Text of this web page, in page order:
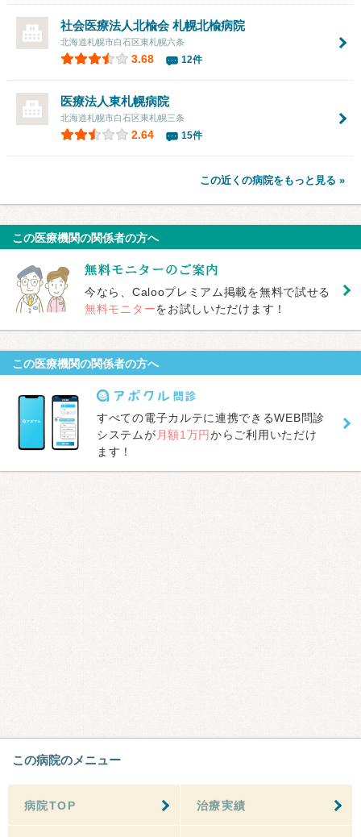
社会医療法人北楡会札幌北楡病院
北海道札幌市白石区東札幌六条
3.68 12件
医療法人東札幌病院
北海道札幌市白石区東札幌三条
2.64 15件
この近くの病院をもっと見る »
この医療機関の関係者の方へ
今なら、Calooプレミアム掲載を無料で試せる
無料モニターをお試しいただけます！
この医療機関の関係者の方へ
すべての電子カルテに連携できるWEB問診
システムが 月額1万円からご利用いただけ
ます！
この病院のメニュー
病院TOP 治療実績